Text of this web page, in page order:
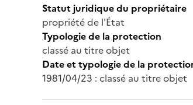
Statut juridique du propriétaire
propriété de l'État
Typologie de la protection
classé au titre objet
Date et typologie de la
1981/04/23 : classé au titre objet